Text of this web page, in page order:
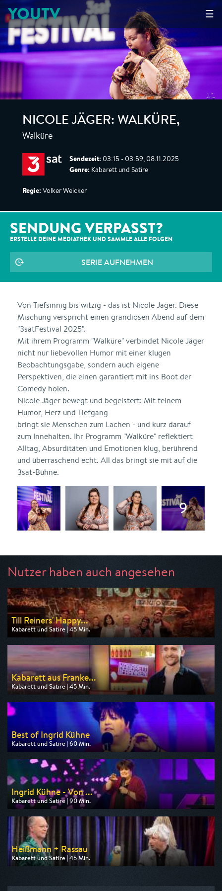
☰
YOUTV
NICOLE JÄGER: WALKÜRE,
Walküre
Sendezeit: 03:15 - 03:59, 08.11.2025
Genre: Kabarett und Satire
Regie: Volker Weicker
SENDUNG VERPASST?
ERSTELLE DEINE MEDIATHEK UND SAMMLE ALLE FOLGEN
SERIE AUFNEHMEN
Von Tiefsinnig bis witzig - das ist Nicole Jäger. Diese
Mischung verspricht einen grandiosen Abend auf dem
"3satFestival 2025".
Mit ihrem Programm "Walküre" verbindet Nicole Jäger
nicht nur liebevollen Humor mit einer klugen
Beobachtungsgabe, sondern auch eigene
Perspektiven, die einen garantiert mit ins Boot der
Comedy holen.
Nicole Jäger bewegt und begeistert: Mit feinem
Humor, Herz und Tiefgang
bringt sie Menschen zum Lachen - und kurz darauf
zum Innehalten. Ihr Programm "Walküre" reflektiert
Alltag, Absurditäten und Emotionen klug, berührend
und überraschend echt. All das bringt sie mit auf die
3sat-Bühne.
Nutzer haben auch angesehen
Till Reiners' Happy...
Kabarett und Satire | 45 Min.
Ausgestrahlt von 3sat
am 09.08.2026, 20:15
Kabarett aus Franke...
Kabarett und Satire | 45 Min.
Ausgestrahlt von BR
am 13.08.2026, 21:00
Best of Ingrid Kühne
Kabarett und Satire | 60 Min.
Ausgestrahlt von WDR
am 10.08.2026, 22:15
Ingrid Kühne - Von ...
Kabarett und Satire | 90 Min.
Ausgestrahlt von WDR
am 10.08.2026, 23:15
Heißmann + Rassau
Kabarett und Satire | 45 Min.
Ausgestrahlt von BR